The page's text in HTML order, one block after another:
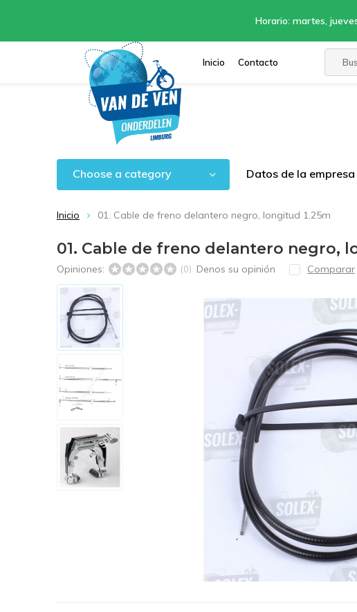
Inicio Contacto
Horario: martes,
Choose a category Datos de la empresa
Inicio 01. Cable de freno delantero negro, longitud 1.25m
01. Cable de freno delantero negro,
Opiniones: (0) Denos su opinión Comparar